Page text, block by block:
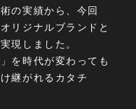
の実績から、今回
リジナルブランドと
現しました。
を時代が変わっても
継がれるカタチ